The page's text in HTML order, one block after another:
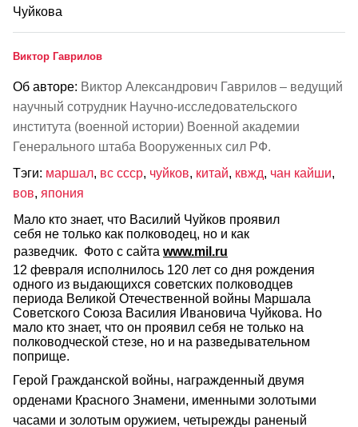
Чуйкова
Виктор Гаврилов
Об авторе: Виктор Александрович Гаврилов – ведущий
научный сотрудник Научно-исследовательского
института (военной истории) Военной академии
Генерального штаба Вооруженных сил РФ.
Тэги: маршал, вс ссср, чуйков, китай, квжд, чан кайши,
вов, япония
Мало кто знает, что Василий Чуйков проявил
себя не только как полководец, но и как
разведчик. Фото с сайта www.mil.ru
12 февраля исполнилось 120 лет со дня рождения
одного из выдающихся советских полководцев
периода Великой Отечественной войны Маршала
Советского Союза Василия Ивановича Чуйкова. Но
мало кто знает, что он проявил себя не только на
полководческой стезе, но и на разведывательном
поприще.
Герой Гражданской войны, награжденный двумя
орденами Красного Знамени, именными золотыми
часами и золотым оружием, четырежды раненый